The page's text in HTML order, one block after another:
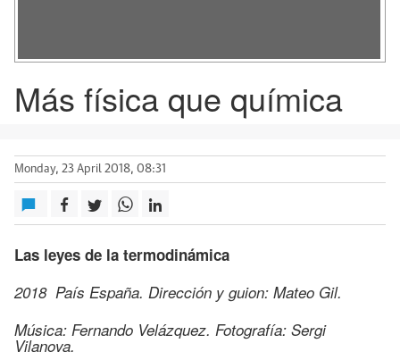
Más física que química
Monday, 23 April 2018, 08:31
Las leyes de la termodinámica
2018 País España. Dirección y guion: Mateo Gil.
Música: Fernando Velázquez. Fotografía: Sergi
Vilanova.